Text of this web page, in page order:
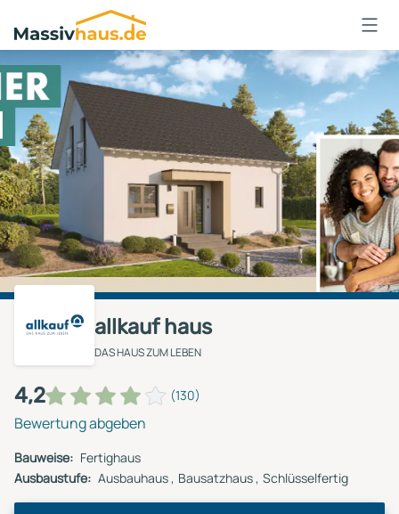
Massivhaus
Logo
Anmelden
allkauf haus
DAS HAUS ZUM LEBEN
4,2 (130)
Bewertung abgeben
Bauweise: Fertighaus
Ausbaustufe: Ausbauhaus Bausatzhaus Schlüsselfertig